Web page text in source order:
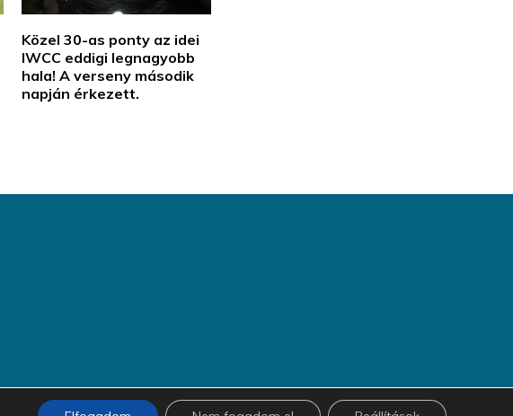
Közel 30-as ponty az idei
IWCC eddigi legnagyobb
hala! A verseny második
napján érkezett.